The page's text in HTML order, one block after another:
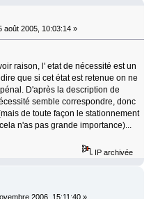
août 2005, 10:03:14 »
raison, l' etat de nécessité est un
que si cet état est retenue on ne
D'après la description de
semble correspondre, donc
de toute façon le stationnement
n'as pas grande importance)...
IP archivée
2006, 15:11:40 »